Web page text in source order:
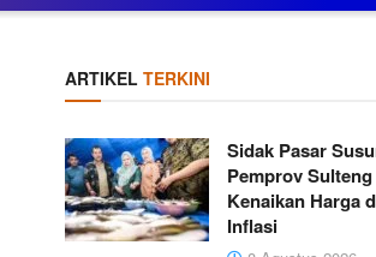
ARTIKEL TERKINI
Sidak Pasar
Pemprov
Kenaikan Harga
Inflasi